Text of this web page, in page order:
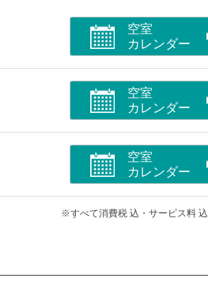
ができる部屋/洗浄機付トイレ
空室
カレンダー
空室
カレンダー
空室
カレンダー
※すべて消費税 込・サービス料 込